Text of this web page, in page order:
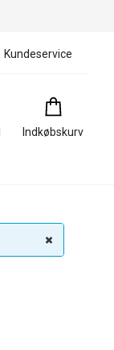
Kundeservice
Indkøbskurv
Indkøbskurv
0
Produkter